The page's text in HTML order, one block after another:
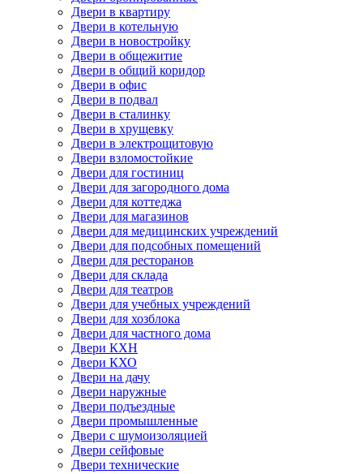
Двери в квартиру
Двери в котельную
Двери в новостройку
Двери в общежитие
Двери в общий коридор
Двери в офис
Двери в подвал
Двери в сталинку
Двери в хрущевку
Двери в электрощитовую
Двери взломостойкие
Двери для гостиниц
Двери для загородного дома
Двери для коттеджа
Двери для магазинов
Двери для медицинских учреждений
Двери для подсобных помещений
Двери для ресторанов
Двери для склада
Двери для театров
Двери для учебных учреждений
Двери для хозблока
Двери для частного дома
Двери КХН
Двери КХО
Двери на дачу
Двери наружные
Двери подъездные
Двери промышленные
Двери с шумоизоляцией
Двери сейфовые
Двери технические